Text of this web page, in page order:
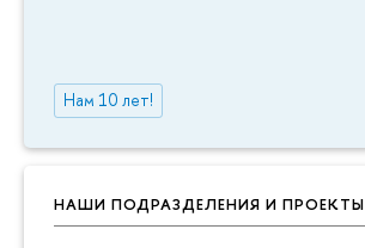
Нам 10 лет!
НАШИ ПОДРАЗДЕЛЕНИЯ И ПРОЕКТЫ